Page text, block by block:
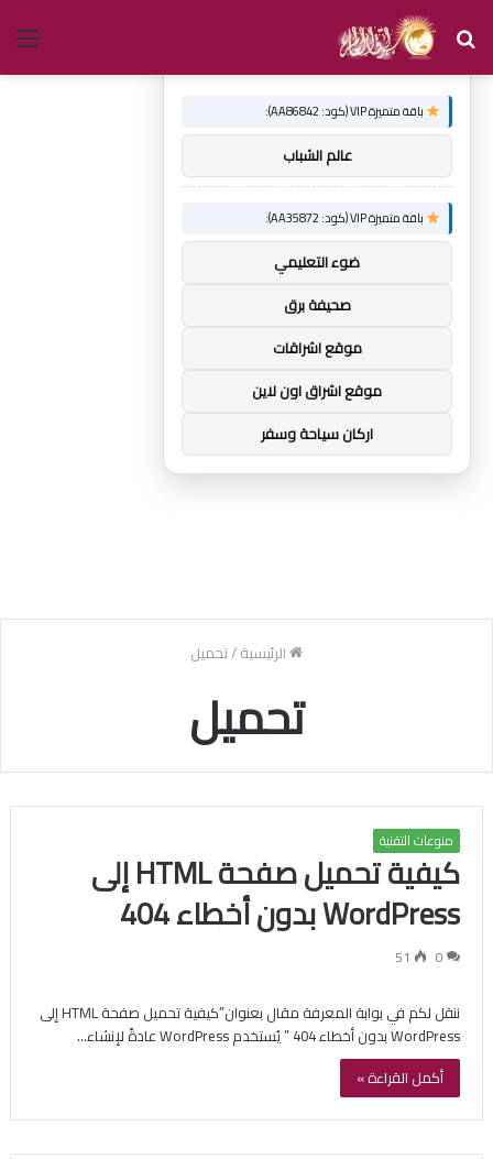
بحث
عن
الرئيسية/تحميل
تحميل
منوعات التقنية
كيفية تحميل صفحة HTML إلى
WordPress بدون أخطاء 404
0
51
ننقل لكم في بوابة المعرفة مقال بعنوان”كيفية تحميل صفحة HTML إلى
WordPress بدون أخطاء 404 ” يُستخدم WordPress عادةً لإنشاء…
أكمل القراءة »
توصيات :
باقة متميزة VIP (كود: AA86842):
عالم الشباب
باقة متميزة VIP (كود: AA35872):
ضوء التعليمي
صحيفة برق
موقع اشراقات
موقع اشراق اون لاين
اركان سياحة وسفر